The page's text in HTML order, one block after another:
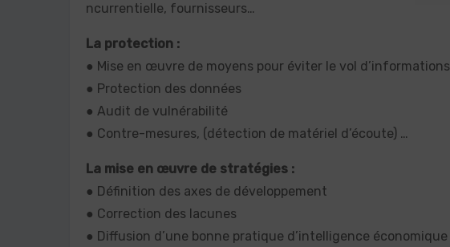
ncurrentielle, fournisseurs…
La protection :
● Mise en œuvre de moyens pour éviter le vol d’informations
● Protection des données
● Audit de vulnérabilité
● Contre-mesures, (détection de matériel d’écoute) …
La mise en œuvre de stratégies :
● Définition des axes de développement
● Correction des lacunes
● Diffusion d’une bonne pratique d’intelligence économique